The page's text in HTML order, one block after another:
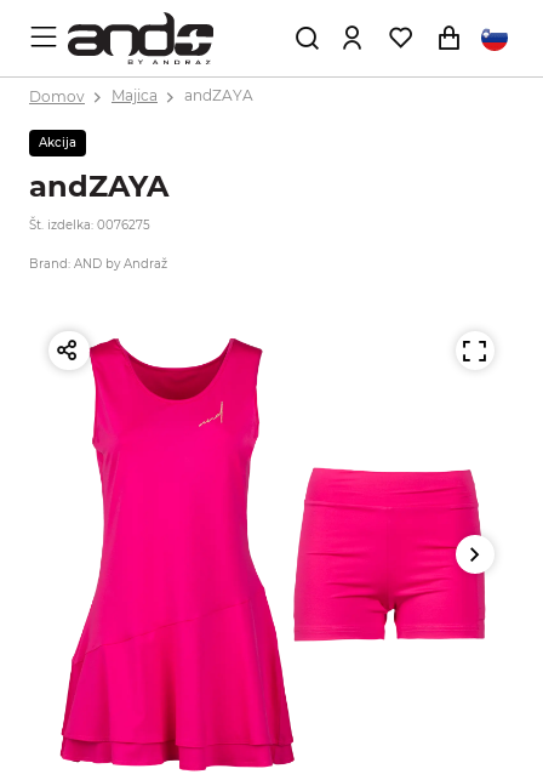
Domov Majica andZAYA
Akcija
andZAYA
Št. izdelka: 0076275
Brand: AND by Andraž